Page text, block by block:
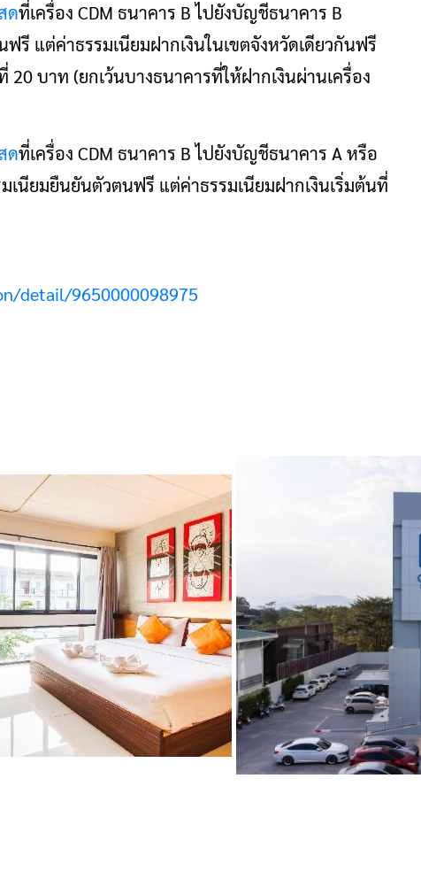
ดที่เครื่อง CDM ธนาคาร B ไปยังบัญชีธนาคาร B
รี แต่ค่าธรรมเนียมฝากเงินในเขตจังหวัดเดียวกันฟรี
20 บาท (ยกเว้นบางธนาคารที่ให้ฝากเงินผ่านเครื่อง
ดที่เครื่อง CDM ธนาคาร B ไปยังบัญชีธนาคาร A หรือ
มเนียมยืนยันตัวตนฟรี แต่ค่าธรรมเนียมฝากเงินเริ่มต้นที่
detail/9650000098975